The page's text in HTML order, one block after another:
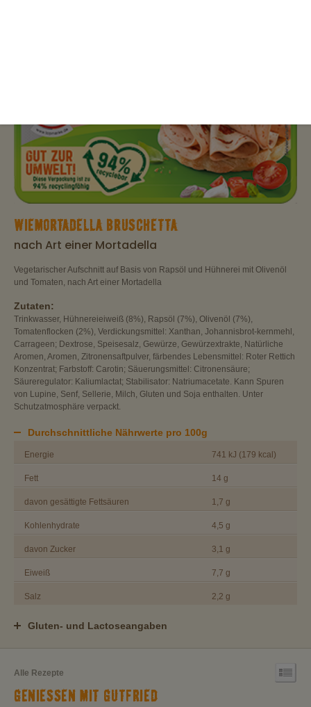
WIEMORTADELLA BRUSCHETTA
nach Art einer Mortadella
Vegetarischer Aufschnitt auf Basis von Rapsöl und Hühnerei mit Olivenöl
und Tomaten, nach Art einer Mortadella
Zutaten:
Trinkwasser, Hühnereieiweiß (8%), Rapsöl (7%), Olivenöl (7%),
Tomatenflocken (2%), Verdickungsmittel: Xanthan, Johannisbrot-kernmehl,
Carrageen; Dextrose, Speisesalz, Gewürze, Gewürzextrakte, Natürliche
Aromen, Aromen, Zitronensaftpulver, färbendes Lebensmittel: Roter Rettich
Konzentrat; Farbstoff: Carotin; Säuerungsmittel: Citronensäure;
Säureregulator: Kaliumlactat; Stabilisator: Natriumacetate. Kann Spuren
von Lupine, Senf, Sellerie, Milch, Gluten und Soja enthalten. Unter
Schutzatmosphäre verpackt.
Durchschnittliche Nährwerte pro 100g
Energie 741 kJ (179 kcal)
Fett 14 g
davon gesättigte Fettsäuren 1,7 g
Kohlenhydrate 4,5 g
davon Zucker 3,1 g
Eiweiß 7,7 g
Salz 2,2 g
Gluten- und Lactoseangaben
Alle Rezepte
GENIESSEN MIT GUTFRIED